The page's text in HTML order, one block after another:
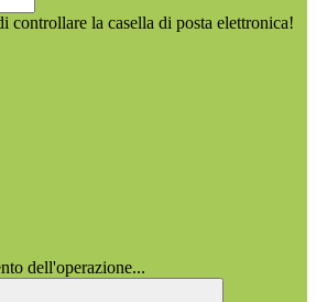
controllare la casella di posta elettronica!
dell'operazione...